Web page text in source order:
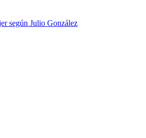
según Julio González